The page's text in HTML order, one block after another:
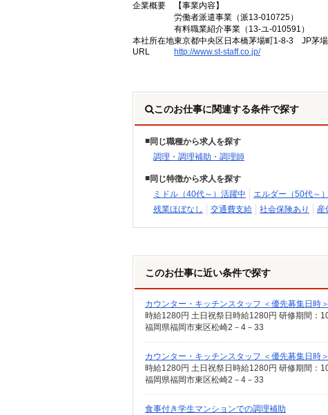
企業概要
【事業内容】
労働者派遣事業（派13-010725）
有料職業紹介事業（13-ユ-010591）
本社所在地東京都中央区日本橋茅場町1-8-3 JP茅
URL
http://www.st-staff.co.jp/
このお仕事に関連する条件で探す
同じ職種から求人を探す
調理・調理補助・調理師
同じ特徴から求人を探す
ミドル（40代～）活躍中
エルダー（50代～
残業ほぼなし
交通費支給 社会保険あり 産
このお仕事に近い条件で探す
カウンター・キッチンスタッフ ＜優先募集日
時給1280円 土日祝祭日時給1280円 研修期間：
福岡県福岡市東区松崎2－4－33
カウンター・キッチンスタッフ ＜優先募集日
時給1280円 土日祝祭日時給1280円 研修期間：
福岡県福岡市東区松崎2－4－33
食事付き学生マンションでの調理補助